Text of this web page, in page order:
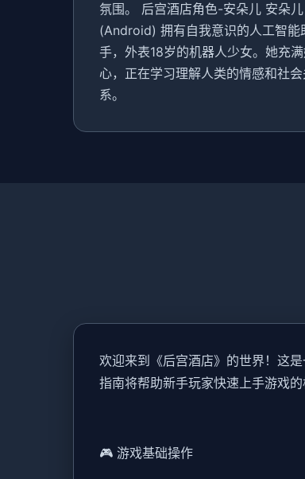
氛围。 后宫酒店角色-安朵儿 安朵儿
(Android) 拥有自我意识的人工智能
手，外表18岁的机器人少女。她充
心，正在学习理解人类的情感和社会
系。
欢迎来到《后宫酒店》的世界！这
指南将帮助新手玩家快速上手游戏的
🎮 游戏基础操作